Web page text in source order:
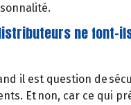
ne font-
il est question de
Et non, car ce qui